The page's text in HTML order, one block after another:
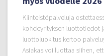
Kiinteistöpalveluja
kohdeyrityksen luottotiedot
luottoluokitus kertoo
Asiakas voi luottaa siihen,